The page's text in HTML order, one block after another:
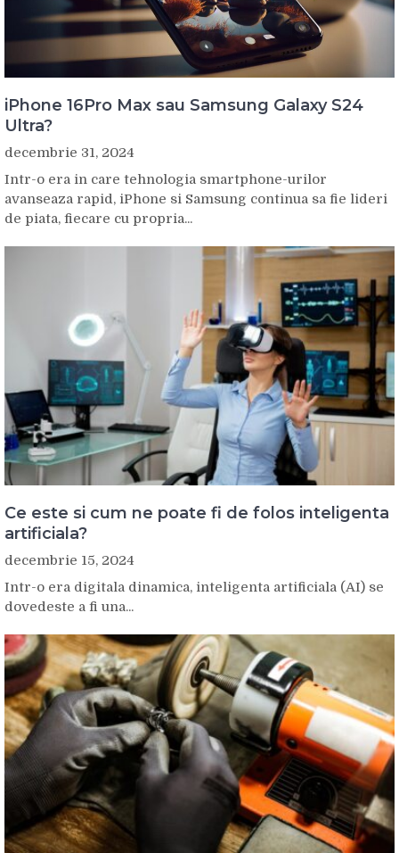
iPhone 16Pro Max sau Samsung Galaxy S24
Ultra?
decembrie 31, 2024
Intr-o era in care tehnologia smartphone-urilor
avanseaza rapid, iPhone si Samsung continua sa fie lideri
de piata, fiecare cu propria...
Ce este si cum ne poate fi de folos inteligenta
artificiala?
decembrie 15, 2024
Intr-o era digitala dinamica, inteligenta artificiala (AI) se
dovedeste a fi una...